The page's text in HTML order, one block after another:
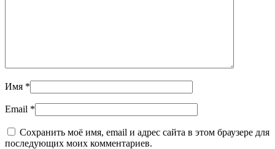
Имя *
Email *
Сохранить моё имя, email и адрес сайта в этом браузере для
последующих моих комментариев.